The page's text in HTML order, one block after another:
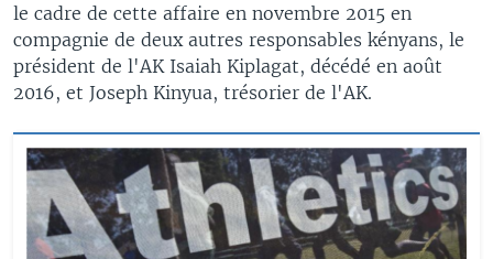
le cadre de cette affaire en novembre 2015 en
compagnie de deux autres responsables kényans, le
président de l'AK Isaiah Kiplagat, décédé en août
2016, et Joseph Kinyua, trésorier de l'AK.